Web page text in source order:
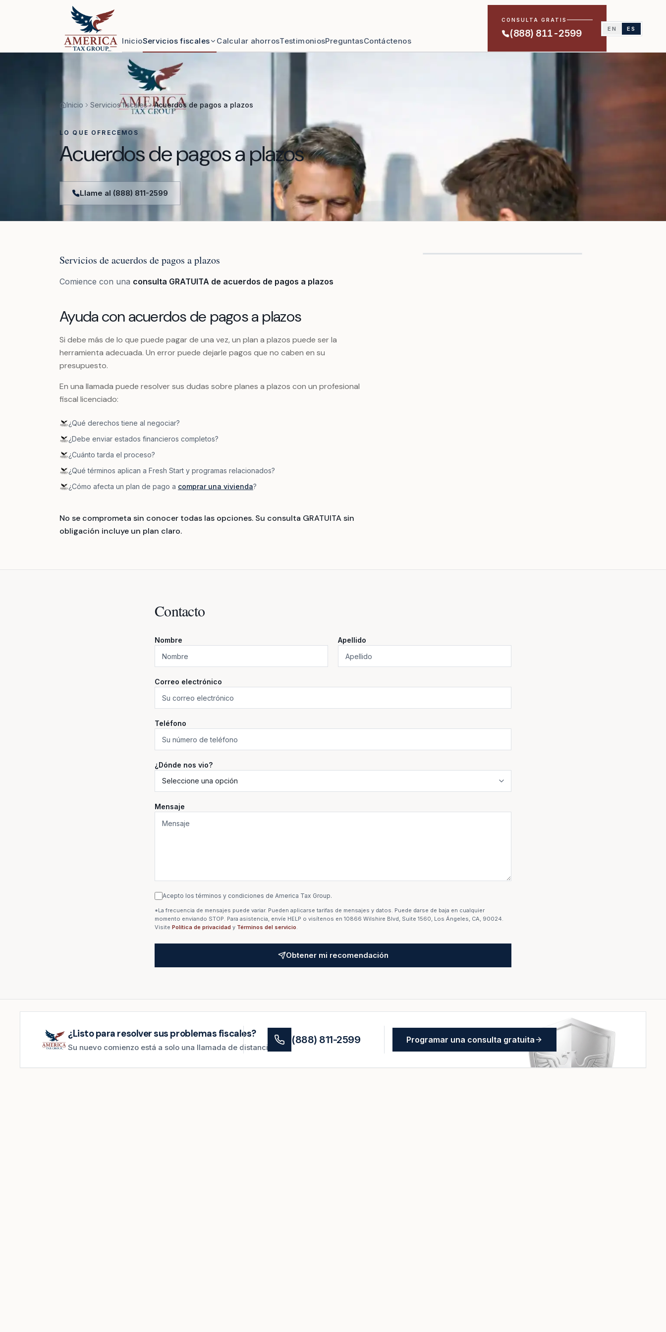
InicioServicios fiscales Calcular ahorrosTestimoniosPreguntasContáctenos
CONSULTA GRATIS
(888) 811-2599 EN ES
Inicio Servicios fiscales Acuerdos de pagos a plazos
LO QUE OFRECEMOS
Acuerdos de pagos a plazos
Llame al (888) 811-2599
Servicios de acuerdos de pagos a plazos
Comience con una consulta GRATUITA de acuerdos de pagos a plazos
Ayuda con acuerdos de pagos a plazos
Si debe más de lo que puede pagar de una vez, un plan a plazos puede ser la
herramienta adecuada. Un error puede dejarle pagos que no caben en su
presupuesto.
En una llamada puede resolver sus dudas sobre planes a plazos con un profesional
fiscal licenciado:
¿Qué derechos tiene al negociar?
¿Debe enviar estados financieros completos?
¿Cuánto tarda el proceso?
¿Qué términos aplican a Fresh Start y programas relacionados?
¿Cómo afecta un plan de pago a comprar una vivienda?
No se comprometa sin conocer todas las opciones. Su consulta GRATUITA sin
obligación incluye un plan claro.
Contacto
Nombre Apellido
Correo electrónico
Teléfono
¿Dónde nos vio?
Mensaje
Acepto los términos y condiciones de America Tax Group.
*La frecuencia de mensajes puede variar. Pueden aplicarse tarifas de mensajes y datos. Puede darse de baja en cualquier
momento enviando STOP. Para asistencia, envíe HELP o visítenos en 10866 Wilshire Blvd, Suite 1560, Los Ángeles, CA, 90024.
Visite Política de privacidad y Términos del servicio.
Obtener mi recomendación
¿Listo para resolver sus problemas fiscales?
Su nuevo comienzo está a solo una llamada de distancia.
(888) 811-2599 Programar una consulta gratuita